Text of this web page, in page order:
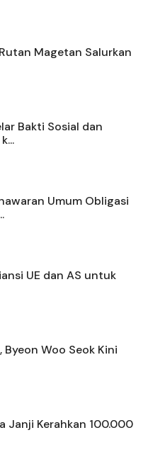
Magetan Salurkan
Bakti Sosial dan
Umum Obligasi
UE dan AS untuk
Woo Seok Kini
Janji Kerahkan 100.000